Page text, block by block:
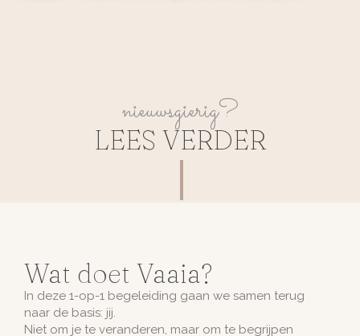
nieuwsgierig?
LEES VERDER
Wat doet Vaaia?
In deze 1-op-1 begeleiding gaan we samen terug
naar de basis: jij.
Niet om je te veranderen, maar om te begrijpen